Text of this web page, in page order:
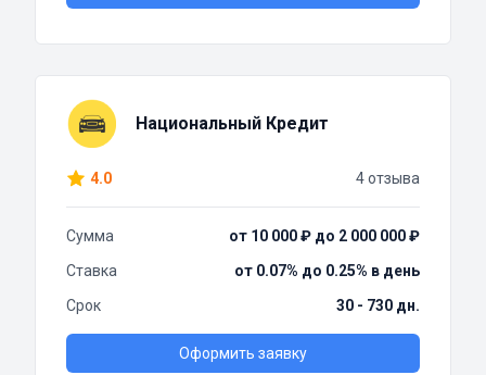
Национальный Кредит
4.0 4 отзыва
Сумма
от 10 000 ₽ до 2 000 000 ₽
Ставка
от 0.07% до 0.25% в день
Срок
30 - 730 дн.
Оформить заявку